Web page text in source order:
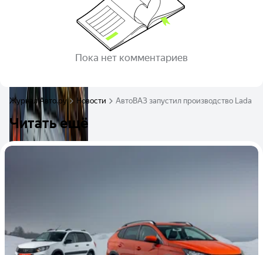
Пока нет комментариев
Журнал Авто.ру Новости АвтоВАЗ запустил производство Lada
Читать ещё